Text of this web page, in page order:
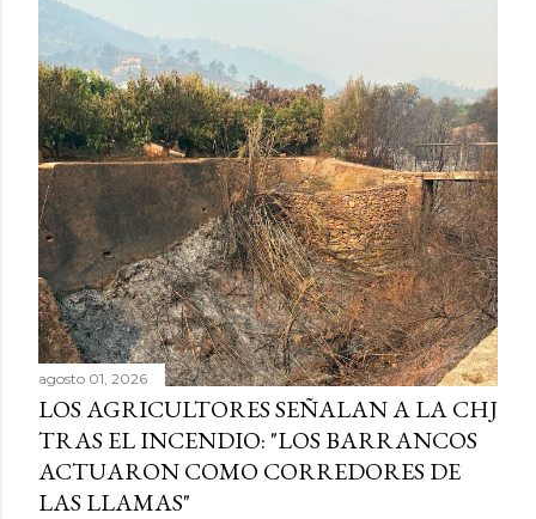
agosto 01, 2026
LOS AGRICULTORES SEÑALAN A LA CHJ
TRAS EL INCENDIO: "LOS BARRANCOS
ACTUARON COMO CORREDORES DE
LAS LLAMAS"